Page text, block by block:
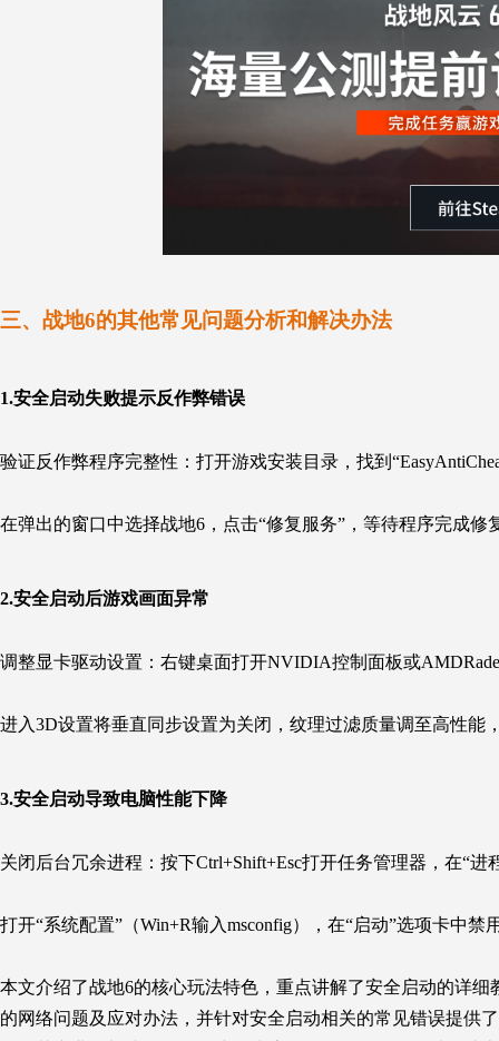
三、战地6的其他常见问题分析和解决办法
1.安全启动失败提示反作弊错误
验证反作弊程序完整性：打开游戏安装目录，找到
在弹出的窗口中选择战地6，点击“修复服务”，等待程序完成修
2.安全启动后游戏画面异常
调整显卡驱动设置：右键桌面打开NVIDIA控制面板或
进入3D设置将垂直同步设置为关闭，纹理过滤质量调至高性能
3.安全启动导致电脑性能下降
关闭后台冗余进程：按下Ctrl+Shift+Esc打开任务管理器，在“进
打开“系统配置”（Win+R输入msconfig），在“启动”选项卡中
本文介绍了战地6的核心玩法特色，重点讲解了安全启动的详
的网络问题及应对办法，并针对安全启动相关的常见错误提供